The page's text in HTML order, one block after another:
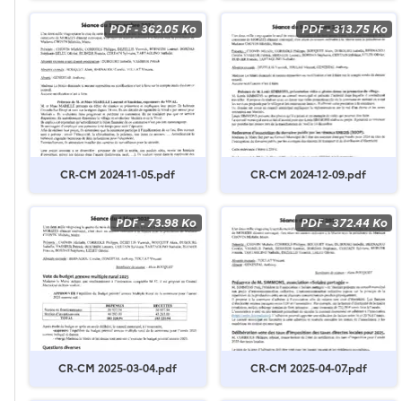
PDF-362.05 Ko
CR-CM 2024-11-05.pdf
PDF-313.75 Ko
CR-CM 2024-12-09.pdf
PDF-73.98 Ko
CR-CM 2025-03-04.pdf
PDF-372.44 Ko
CR-CM 2025-04-07.pdf